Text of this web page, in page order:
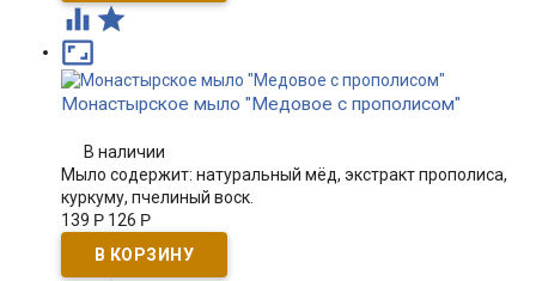
 

Монастырское мыло "Медовое с прополисом"
В наличии
Мыло содержит: натуральный мёд, экстракт прополиса,
куркуму, пчелиный воск.
139 Р 126 Р